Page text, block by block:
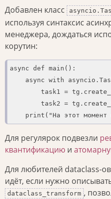
Добавлен класс
используя синтаксис
менеджера, дождаться
корутин:
async def main():
async with
task1 =
task2 =
print("На этот момент
Для регулярок подвезли
квантификацию и
Для любителей dataclass-
идёт, если нужно
dataclass_transform ,